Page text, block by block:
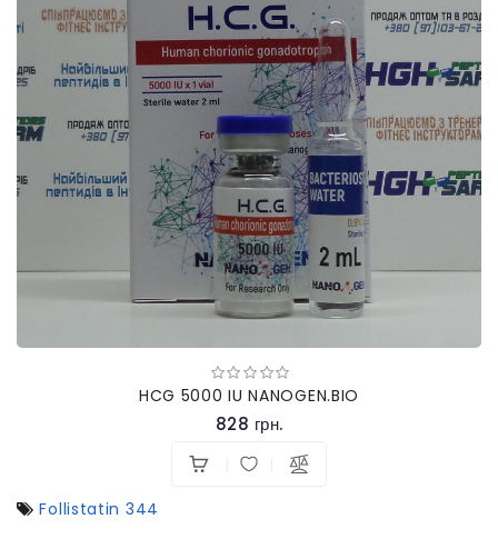
HCG 5000 IU NANOGEN.BIO
828 грн.
Follistatin 344